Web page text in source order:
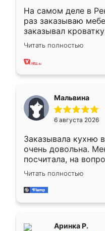
На самом деле в
раз заказываю
заказывал
ребёнка при его
заказал шкаф-
хорошее сборка
меньше, здесь же
Мне нравится ,если
мебели буду
Читать полностью
Мальвина
6 августа 2026
Заказывала кухню
очень довольна.
посчитала, на
Замерщик приехал
делу со всей
за день, ребята
Читать полностью
Аринка Р.